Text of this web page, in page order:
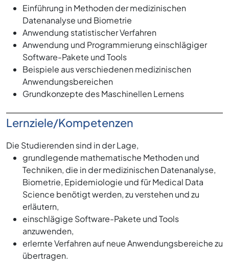
Einführung in Methoden der medizinischen
Datenanalyse und Biometrie
Anwendung statistischer Verfahren
Anwendung und Programmierung einschlägiger
Software-Pakete und Tools
Beispiele aus verschiedenen medizinischen
Anwendungsbereichen
Grundkonzepte des Maschinellen Lernens
Lernziele/Kompetenzen
Die Studierenden sind in der Lage,
grundlegende mathematische Methoden und
Techniken, die in der medizinischen Datenanalyse,
Biometrie, Epidemiologie und für Medical Data
Science benötigt werden, zu verstehen und zu
erläutern,
einschlägige Software-Pakete und Tools
anzuwenden,
erlernte Verfahren auf neue Anwendungsbereiche zu
übertragen.